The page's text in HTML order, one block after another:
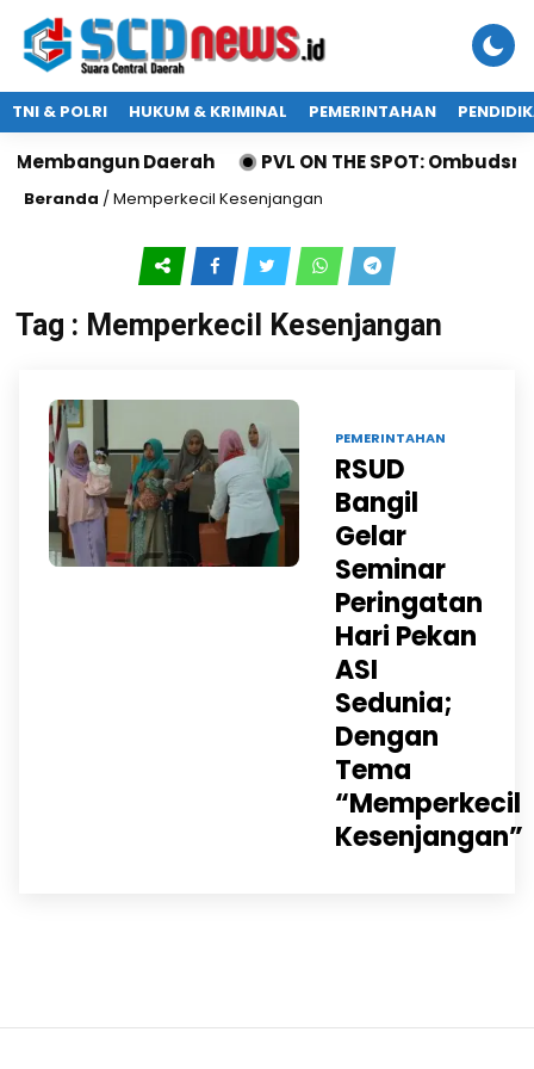
TNI & POLRI HUKUM & KRIMINAL PEMERINTAHAN
Daerah PVL ON THE SPOT:
Beranda /Memperkecil Kesenjangan
Tag : Memperkecil Kesenjangan
PEMERINTAHAN
RSUD
Bangil
Gelar
Seminar
Peringatan
Hari Pekan
ASI
Sedunia;
Dengan
Tema
“Memperkecil
Kesenjangan”